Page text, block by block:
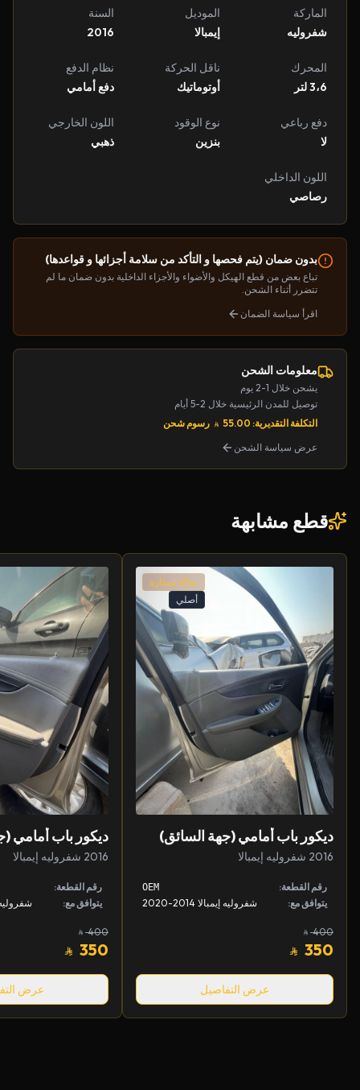
الماركة
شفروليه
الموديل
إيمبالا
السنة
2016
المحرك
3،6 لتر
ناقل الحركة
أوتوماتيك
نظام الدفع
دفع أمامي
دفع رباعي
لا
نوع الوقود
بنزين
اللون الخارجي
ذهبي
اللون الداخلي
رصاصي
بدون ضمان (يتم فحصها و التأكد من سلامة أجزائها و قواعدها)
تباع بعض من قطع الهيكل والأضواء والأجزاء الداخلية بدون ضمان ما لم
تتضرر أثناء الشحن.
اقرأ سياسة الضمان
معلومات الشحن
يشحن خلال 1-2 يوم
توصيل للمدن الرئيسية خلال 2-5 أيام
التكلفة التقديرية: 55.00
رسوم شحن
عرض سياسة الشحن
قطع مشابهة
بحالة ممتازة
أصلي
ديكور باب أمامي (جهة السائق)
2016 شفروليه إيمبالا
رقم القطعة: OEM
يتوافق مع: شفروليه إيمبالا 2014-2020
400
350
عرض التفاصيل
ديكور باب أمامي
2016 شفروليه إيمبالا
رقم القطعة:
يتوافق مع:
شفروليه
400
350
عرض